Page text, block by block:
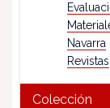
Navarra
Revistas
Colección